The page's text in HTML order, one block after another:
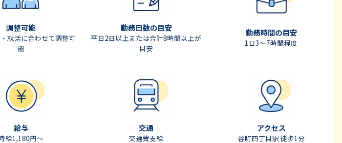
調整可能
就活に合わせて調整可
能
勤務日数の目安
平日2日以上または合計8時間以上が
目安
勤務時間の目安
1日3〜7時間程度
給与
給1,180円〜
交通
交通費支給
アクセス
谷町四丁目駅 徒歩1分